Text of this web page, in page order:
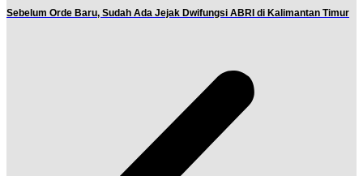
Sebelum Orde Baru, Sudah Ada Jejak Dwifungsi ABRI di Kalimantan Timur